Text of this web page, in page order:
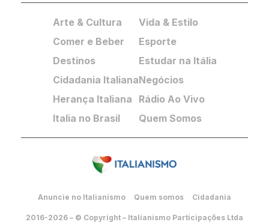
Arte & Cultura
Comer e Beber
Destinos
Cidadania Italiana
Herança Italiana
Italia no Brasil
Vida & Estilo
Esporte
Estudar na Itália
Negócios
Rádio Ao Vivo
Quem Somos
Anuncie no Italianismo Quem somos Cidadania
2016-2026 – © Copyright – Italianismo Participações Ltda